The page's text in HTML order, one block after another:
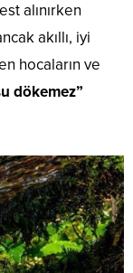
alınırken
akıllı, iyi
hocaların ve
dökemez”